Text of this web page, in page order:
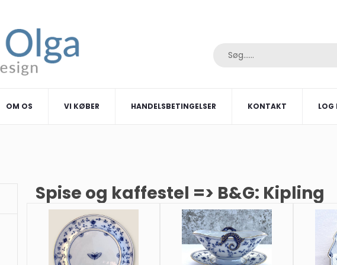
OM OS VI KØBER HANDELSBETINGELSER KONTAKT LOG
Spise og kaffestel => B&G: Kipling